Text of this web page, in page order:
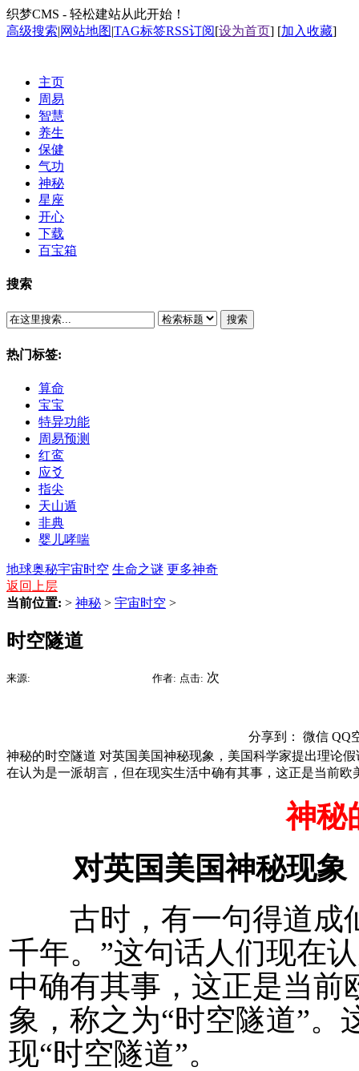
织梦CMS - 轻松建站从此开始！
高级搜索|网站地图|TAG标签RSS订阅[设为首页] [加入收藏]
主页
周易
智慧
养生
保健
气功
神秘
星座
开心
下载
百宝箱
搜索
搜索
热门标签:
算命
宝宝
特异功能
周易预测
红鸾
应爻
指尖
天山遁
非典
婴儿哮喘
地球奥秘宇宙时空 生命之谜 更多神奇
返回上层
当前位置: > 神秘 > 宇宙时空 >
时空隧道
来源: 作者: 点击: 次
分享到： 微信 QQ
神秘的时空隧道 对英国美国神秘现象，美国科学家提出理论
在认为是一派胡言，但在现实生活中确有其事，这正是当前
神秘
对英国美国神秘现
古时，有一句得道成
千年。”这句话人们现在
中确有其事，这正是当前
象，称之为“时空隧道”。
现“时空隧道”。